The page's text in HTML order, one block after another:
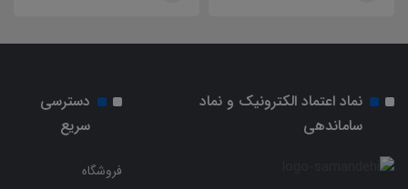
نماد اعتماد الکترونیک و نماد
ساماندهی
دسترسی
سریع
فروشگاه